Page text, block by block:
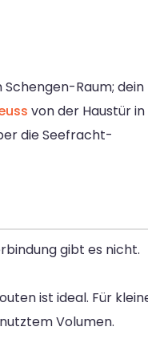
Raum; dein
von der Haustür in
die Seefracht-
gibt es nicht.
ist ideal. Für
Volumen.